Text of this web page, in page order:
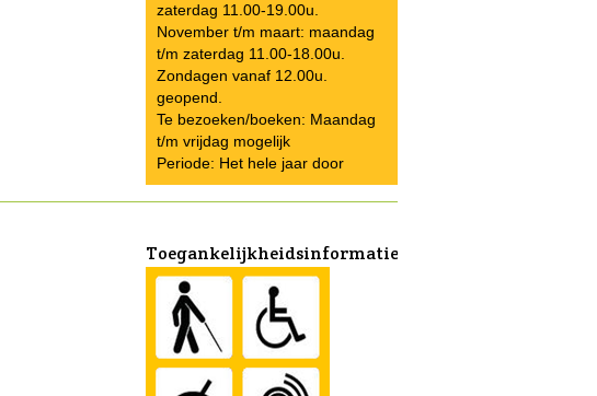
zaterdag 11.00-19.00u.
November t/m maart: maandag
t/m zaterdag 11.00-18.00u.
Zondagen vanaf 12.00u.
geopend.
Te bezoeken/boeken: Maandag
t/m vrijdag mogelijk
Periode: Het hele jaar door
Toegankelijkheidsinformatie